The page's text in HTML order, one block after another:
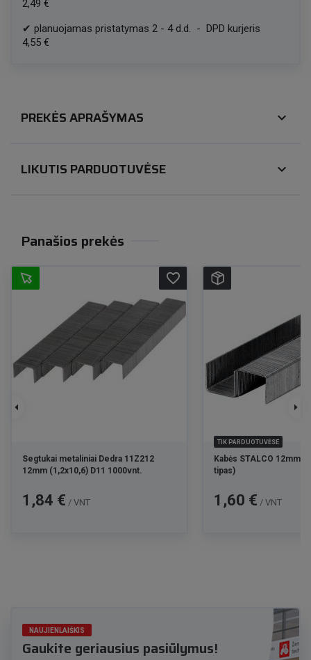
2,49 €
✔ planuojamas pristatymas 2 - 4d.d. - DPD kurjeris
4,55 €
PREKĖS APRAŠYMAS expand_more
LIKUTIS PARDUOTUVĖSE expand_more
Panašios prekės
Segtukai metaliniai Dedra 11Z212
12mm (1,2x10,6) D11 1000vnt.
Kaina
1,84 € / VNT
favorite_border
TIK PARDUOTUVĖSE
Kabės STALCO 12mm
tipas)
Kaina
1,60 € / VNT
NAUJIENLAIŠKIS
Gaukite geriausius pasiūlymus!